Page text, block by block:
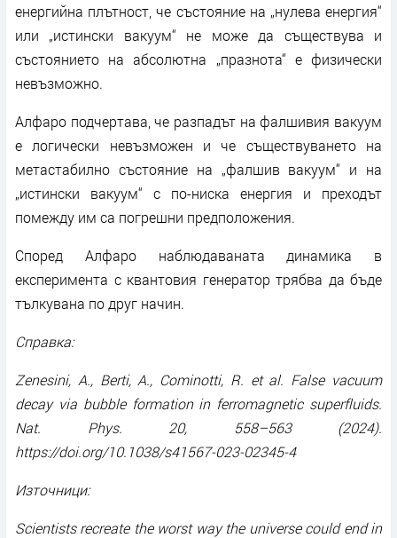
енергийна плътност, че състояние на „нулева енергия“
или „истински вакуум“ не може да съществува и
състоянието на абсолютна „празнота“ е физически
невъзможно.
Алфаро подчертава, че разпадът на фалшивия вакуум
е логически невъзможен и че съществуването на
метастабилно състояние на „фалшив вакуум“ и на
„истински вакуум“ с по-ниска енергия и преходът
помежду им са погрешни предположения.
Според Алфаро наблюдаваната динамика в
експеримента с квантовия генератор трябва да бъде
тълкувана по друг начин.
Справка:
Zenesini, A., Berti, A., Cominotti, R. et al. False vacuum
decay via bubble formation in ferromagnetic superfluids.
Nat. Phys. 20, 558–563 (2024).
https://doi.org/10.1038/s41567-023-02345-4
Източници:
Scientists recreate the worst way the universe could end in